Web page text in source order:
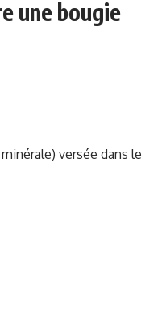
une bougie
versée dans le